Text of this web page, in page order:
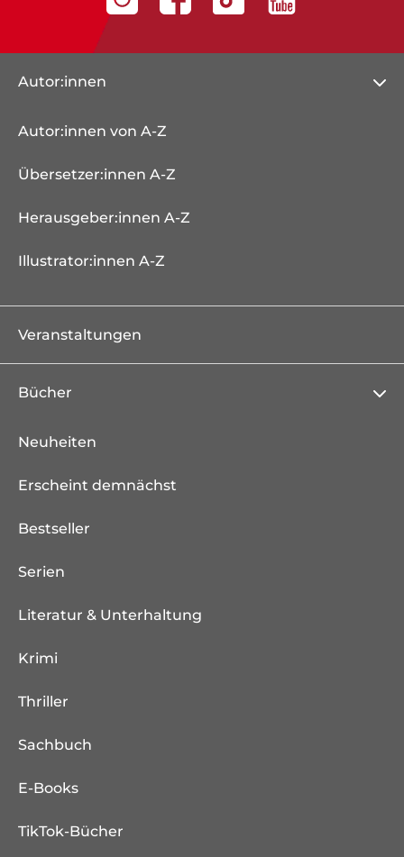
Autor:innen
Autor:innen von A-Z
Übersetzer:innen A-Z
Herausgeber:innen A-Z
Illustrator:innen A-Z
Veranstaltungen
Bücher
Neuheiten
Erscheint demnächst
Bestseller
Serien
Literatur & Unterhaltung
Krimi
Thriller
Sachbuch
E-Books
TikTok-Bücher